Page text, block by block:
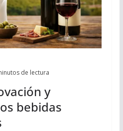
de lectura
y
bebidas